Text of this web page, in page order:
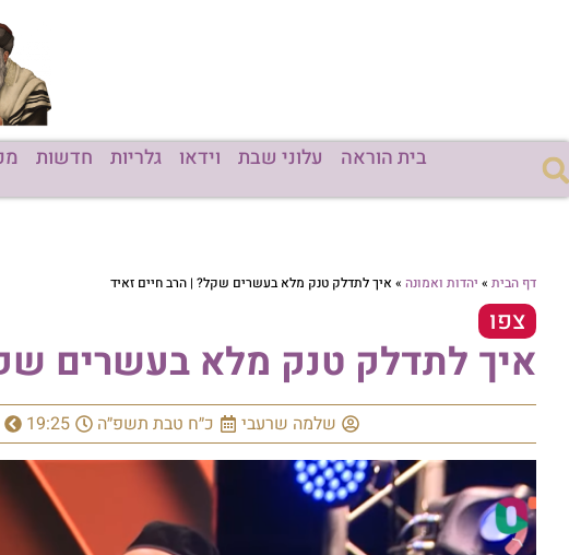
בית הוראה עלוני שבת וידאו גלריות חדשות
דף הבית » יהדות ואמונה » איך לתדלק טנק מלא בעשרים שקל? | הרב חיים זאיד
צפו
איך לתדלק טנק מלא בעשרים
שלמה שרעבי כ״ח טבת תשפ״ה 19:25